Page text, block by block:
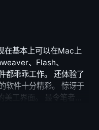
在基本上可以在Mac上
、Flash、
都乖乖工作。 还体验了
件十分精彩。 惊讶于
工界面。 最令笔者惊